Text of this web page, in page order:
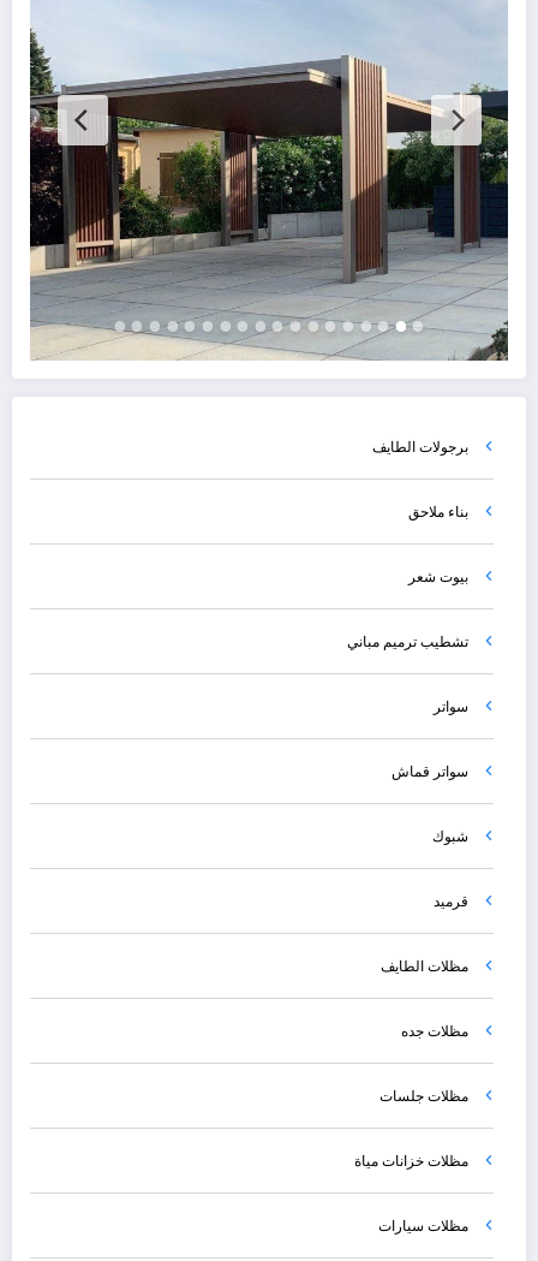
برجولات الطايف
بناء ملاحق
بيوت شعر
تشطيب ترميم مباني
سواتر
سواتر قماش
شبوك
قرميد
مظلات الطايف
مظلات جده
مظلات جلسات
مظلات خزانات مياة
مظلات سيارات